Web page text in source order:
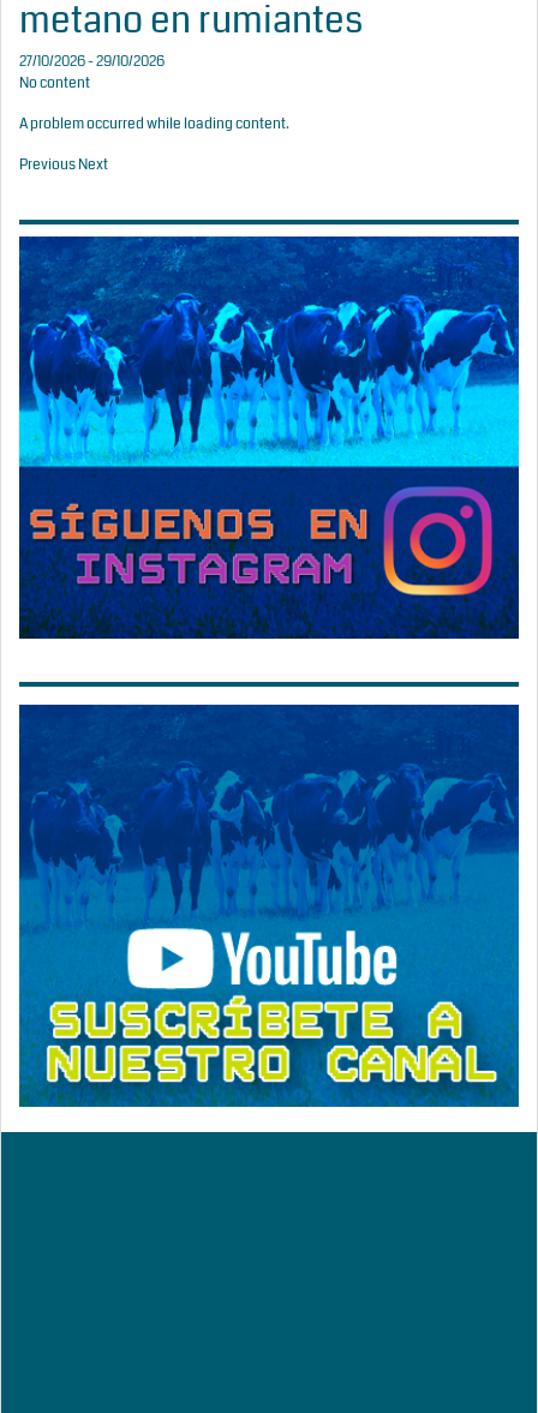
metano en rumiantes
27/10/2026 - 29/10/2026
No content
A problem occurred while loading content.
PreviousNext